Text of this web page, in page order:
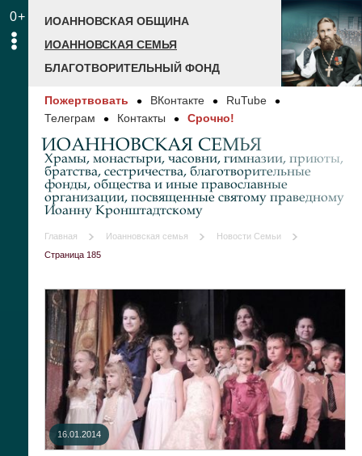
0+
ИОАННОВСКАЯ ОБЩИНА
ИОАННОВСКАЯ СЕМЬЯ
БЛАГОТВОРИТЕЛЬНЫЙ ФОНД
Пожертвовать ВКонтакте
RuTube
Телеграм
Контакты Срочно!
ИОАННОВСКАЯ СЕМЬЯ
Храмы, монастыри, часовни, гимназии, приюты,
братства, сестричества, благотворительные
фонды, общества и иные православные
организации, посвященные святому праведному
Иоанну Кронштадтскому
Главная Иоанновская семья
Новости Семьи
Страница 185
16.01.2014